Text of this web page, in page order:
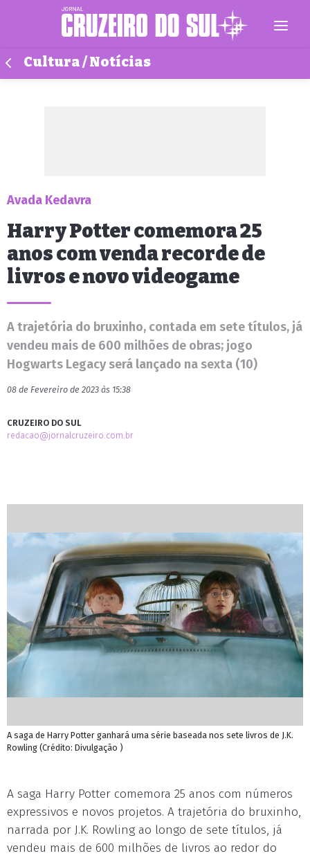
Cultura / Notícias
Avada Kedavra
Harry Potter comemora 25
anos com venda recorde de
livros e novo videogame
A trajetória do bruxinho, contada em sete títulos, já
vendeu mais de 600 milhões de obras; jogo
Hogwarts Legacy será lançado na sexta (10)
08 de Fevereiro de 2023 às 15:38
CRUZEIRO DO SUL
redacao@jornalcruzeiro.com.br
A saga de Harry Potter ganhará uma série baseada nos sete livros de J.K.
Rowling (Crédito: Divulgação )
A saga Harry Potter comemora 25 anos com números
expressivos e novos projetos. A trajetória do bruxinho,
narrada por J.K. Rowling ao longo de sete títulos, já
vendeu mais de 600 milhões de livros ao redor do